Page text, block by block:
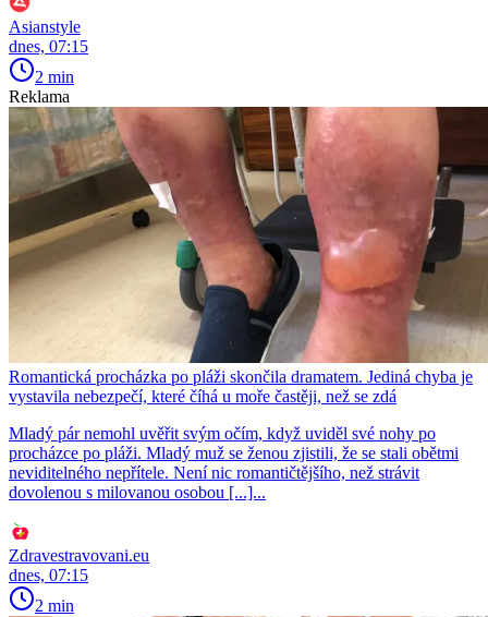
Asianstyle
dnes, 07:15
2 min
Reklama
Romantická procházka po pláži skončila dramatem. Jediná chyba je
vystavila nebezpečí, které číhá u moře častěji, než se zdá
Mladý pár nemohl uvěřit svým očím, když uviděl své nohy po
procházce po pláži. Mladý muž se ženou zjistili, že se stali obětmi
neviditelného nepřítele. Není nic romantičtějšího, než strávit
dovolenou s milovanou osobou [...]...
Zdravestravovani.eu
dnes, 07:15
2 min